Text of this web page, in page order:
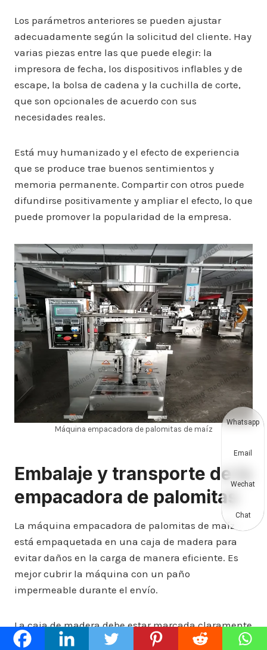
Los parámetros anteriores se pueden ajustar
adecuadamente según la solicitud del cliente. Hay
varias piezas entre las que puede elegir: la
impresora de fecha, los dispositivos inflables y de
escape, la bolsa de cadena y la cuchilla de corte,
que son opcionales de acuerdo con sus
necesidades reales.
Está muy humanizado y el efecto de experiencia
que se produce trae buenos sentimientos y
memoria permanente. Compartir con otros puede
difundirse positivamente y ampliar el efecto, lo que
puede promover la popularidad de la empresa.
Máquina empacadora de palomitas de maíz
Embalaje y transporte de la
empacadora de palomitas
La máquina empacadora de palomitas de maíz
está empaquetada en una caja de madera para
evitar daños en la carga de manera eficiente. Es
mejor cubrir la máquina con un paño
impermeable durante el envío.
La caja de madera debe estar marcada claramente
cumpliendo con la lista de embalaje. Y cada paso,
Whatsapp
Email
Wechat
Chat